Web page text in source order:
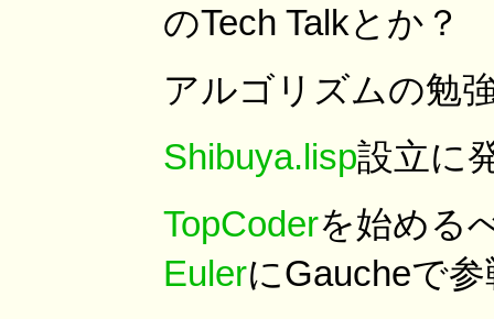
のTech Talkとか？
アルゴリズムの勉
Shibuya.lisp設立に
TopCoderを始める
EulerにGaucheで